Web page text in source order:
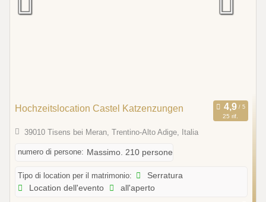
Hochzeitslocation Castel Katzenzungen
25 rif.
39010 Tisens bei Meran, Trentino-Alto Adige, Italia
numero di persone: Massimo. 210 persone
Tipo di location per il matrimonio:
Serratura
Location dell'evento
all'aperto